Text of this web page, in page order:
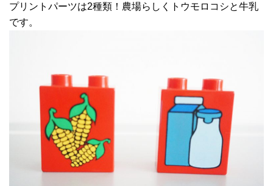
プリントパーツは2種類！農場らしくトウモロコシと牛乳
です。